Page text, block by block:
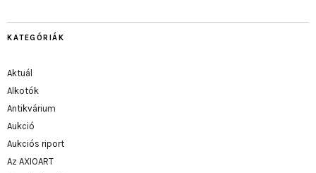
KATEGÓRIÁK
Aktuál
Alkotók
Antikvárium
Aukció
Aukciós riport
Az AXIOART